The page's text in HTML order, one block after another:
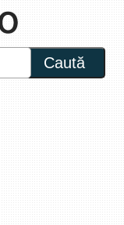
Caută